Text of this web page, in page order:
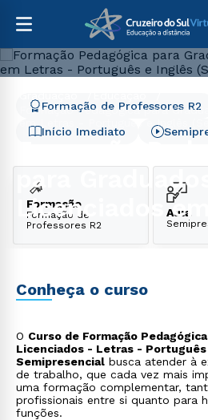
Formação Pedagógica para
em Letras - Português e Inglês
para
Licenciados
Português e
Início Imediato
Formação de Professores R2
Formação
Formação de
Professores R2
Aula
Conheça o curso
O Curso de Formação
Licenciados - Letras -
Semipresencial busca atender à
de trabalho, que cada vez mais
uma formação complementar,
profissionais entre si quanto para
funções.